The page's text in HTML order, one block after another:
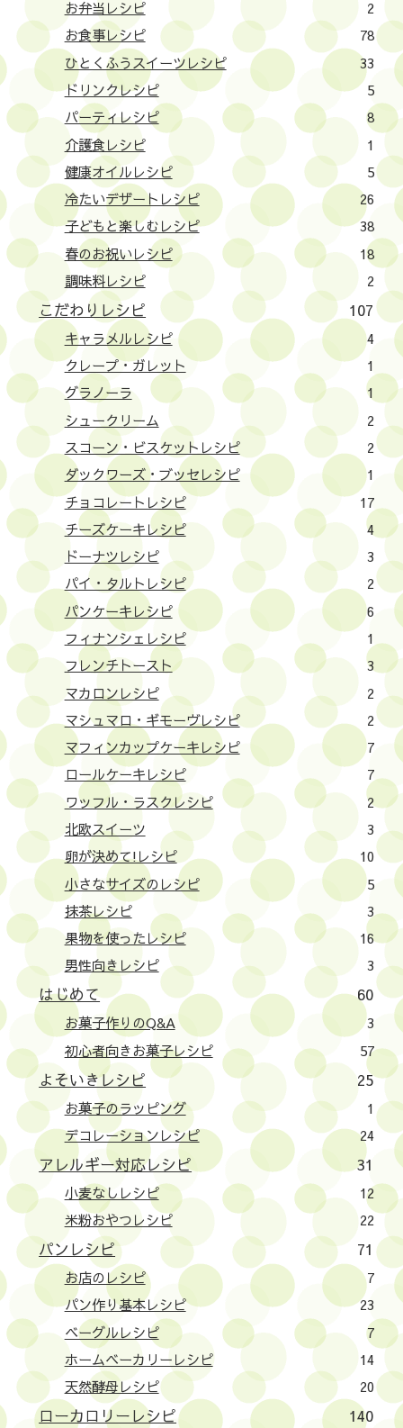
お弁当レシピ
2
お食事レシピ
78
ひとくふうスイーツレシピ
33
ドリンクレシピ
5
パーティレシピ
8
介護食レシピ
1
健康オイルレシピ
5
冷たいデザートレシピ
26
子どもと楽しむレシピ
38
春のお祝いレシピ
18
調味料レシピ
2
こだわりレシピ 107
キャラメルレシピ
4
クレープ・ガレット
1
グラノーラ
1
シュークリーム
2
スコーン・ビスケットレシピ
2
ダックワーズ・ブッセレシピ
1
チョコレートレシピ
17
チーズケーキレシピ
4
ドーナツレシピ
3
パイ・タルトレシピ
2
パンケーキレシピ
6
フィナンシェレシピ
1
フレンチトースト
3
マカロンレシピ
2
マシュマロ・ギモーヴレシピ
2
マフィンカップケーキレシピ
7
ロールケーキレシピ
7
ワッフル・ラスクレシピ
2
北欧スイーツ
3
卵が決めて!レシピ
10
小さなサイズのレシピ
5
抹茶レシピ
3
果物を使ったレシピ
16
男性向きレシピ
3
はじめて 60
お菓子作りのQ&A
3
初心者向きお菓子レシピ
57
よそいきレシピ 25
お菓子のラッピング
1
デコレーションレシピ
24
アレルギー対応レシピ 31
小麦なしレシピ
12
米粉おやつレシピ
22
パンレシピ 71
お店のレシピ
7
パン作り基本レシピ
23
ベーグルレシピ
7
ホームベーカリーレシピ
14
天然酵母レシピ
20
ローカロリーレシピ 140